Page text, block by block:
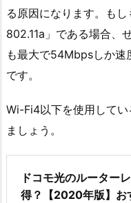
る原因になります。も
802.11a」である場合、
も最大で54Mbpsしか速
です。
Wi-Fi4以下を使用して
ましょう。
ドコモ光のルーター
得？【2020年版】お